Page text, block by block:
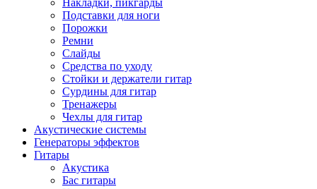
Накладки, пикгарды
Подставки для ноги
Порожки
Ремни
Слайды
Средства по уходу
Стойки и держатели гитар
Сурдины для гитар
Тренажеры
Чехлы для гитар
Акустические системы
Генераторы эффектов
Гитары
Акустика
Бас гитары